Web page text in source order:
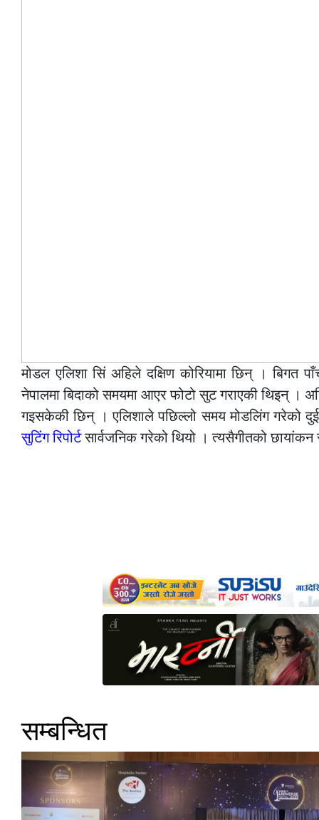
मोडल एलिशा सिं अहिले दक्षिण कोरियामा छिन् । बिगत
नेपालमा बिदाको समयमा आएर फोटो सुट गराएकी थिइन् ।
गइसकेकी छिन् । एलिशाले पछिल्लो समय मोडलिंग गरेको
सुटिंग रिपोर्टसार्वजनिक गरेको थियो । त्यसैगीतको
सम्बन्धित